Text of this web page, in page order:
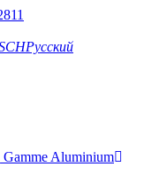
Русский
Gamme Aluminium